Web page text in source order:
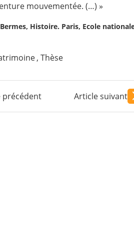
mouvementée. (…) »
Histoire. Paris, Ecole nationale
, Thèse
précédent Article suivant